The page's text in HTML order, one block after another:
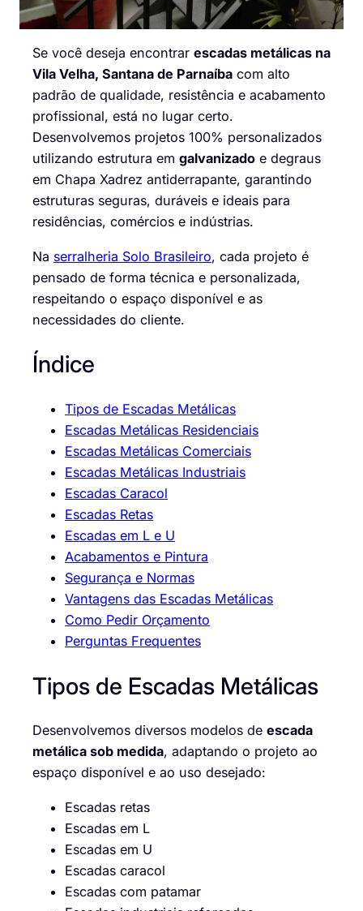
Se você deseja encontrar escadas metálicas na
Vila Velha, Santana de Parnaíba com alto
padrão de qualidade, resistência e acabamento
profissional, está no lugar certo.
Desenvolvemos projetos 100% personalizados
utilizando estrutura em galvanizado e degraus
em Chapa Xadrez antiderrapante, garantindo
estruturas seguras, duráveis e ideais para
residências, comércios e indústrias.
Na serralheria Solo Brasileiro, cada projeto é
pensado de forma técnica e personalizada,
respeitando o espaço disponível e as
necessidades do cliente.
Índice
Tipos de Escadas Metálicas
Escadas Metálicas Residenciais
Escadas Metálicas Comerciais
Escadas Metálicas Industriais
Escadas Caracol
Escadas Retas
Escadas em L e U
Acabamentos e Pintura
Segurança e Normas
Vantagens das Escadas Metálicas
Como Pedir Orçamento
Perguntas Frequentes
Tipos de Escadas Metálicas
Desenvolvemos diversos modelos de escada
metálica sob medida, adaptando o projeto ao
espaço disponível e ao uso desejado:
Escadas retas
Escadas em L
Escadas em U
Escadas caracol
Escadas com patamar